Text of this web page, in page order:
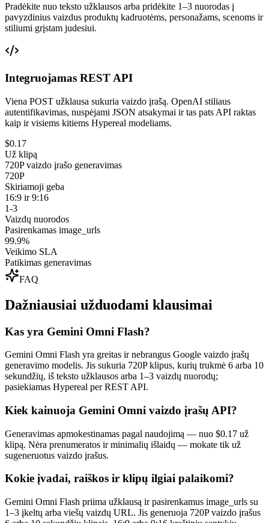
Pradėkite nuo teksto užklausos arba pridėkite 1–3 nuorodas į
pavyzdinius vaizdus produktų kadruotėms, personažams, scenoms ir
stiliumi grįstam judesiui.
Integruojamas REST API
Viena POST užklausa sukuria vaizdo įrašą. OpenAI stiliaus
autentifikavimas, nuspėjami JSON atsakymai ir tas pats API raktas
kaip ir visiems kitiems Hypereal modeliams.
$0.17
Už klipą
720P vaizdo įrašo generavimas
720P
Skiriamoji geba
16:9 ir 9:16
1-3
Vaizdų nuorodos
Pasirenkamas image_urls
99.9%
Veikimo SLA
Patikimas generavimas
FAQ
Dažniausiai užduodami klausimai
Kas yra Gemini Omni Flash?
Gemini Omni Flash yra greitas ir nebrangus Google vaizdo įrašų
generavimo modelis. Jis sukuria 720P klipus, kurių trukmė 6 arba 10
sekundžių, iš teksto užklausos arba 1–3 vaizdų nuorodų;
pasiekiamas Hypereal per REST API.
Kiek kainuoja Gemini Omni vaizdo įrašų API?
Generavimas apmokestinamas pagal naudojimą — nuo $0.17 už
klipą. Nėra prenumeratos ir minimalių išlaidų — mokate tik už
sugeneruotus vaizdo įrašus.
Kokie įvadai, raiškos ir klipų ilgiai palaikomi?
Gemini Omni Flash priima užklausą ir pasirenkamus image_urls su
1–3 įkeltų arba viešų vaizdų URL. Jis generuoja 720P vaizdo įrašus